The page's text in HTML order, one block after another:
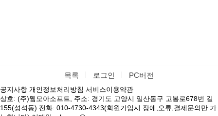
목록 로그인 PC버전
공지사항 개인정보처리방침 서비스이용약관
상호: (주)웹모아소프트, 주소: 경기도 고양시 일산동구 고봉로678번 길
155(성석동) 전화: 010-4730-4343(회원가입시 장애,오류,결제문의만 가